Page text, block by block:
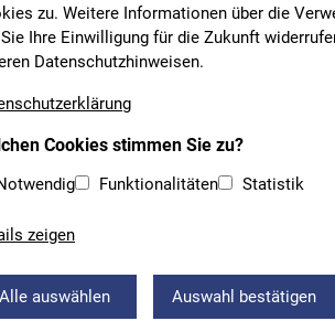
NEUER VEREIN
des GfP wurde der Verein "Vilshofener
Niederbayern) aufgenommen.
zu. Weitere Informationen über die
Ihre Einwilligung für die Zukunft
Datenschutzhinweisen.
Cookies stimmen Sie zu?
Funktionalitäten Statistik
zeigen
Alle auswählen Auswahl bestätigen